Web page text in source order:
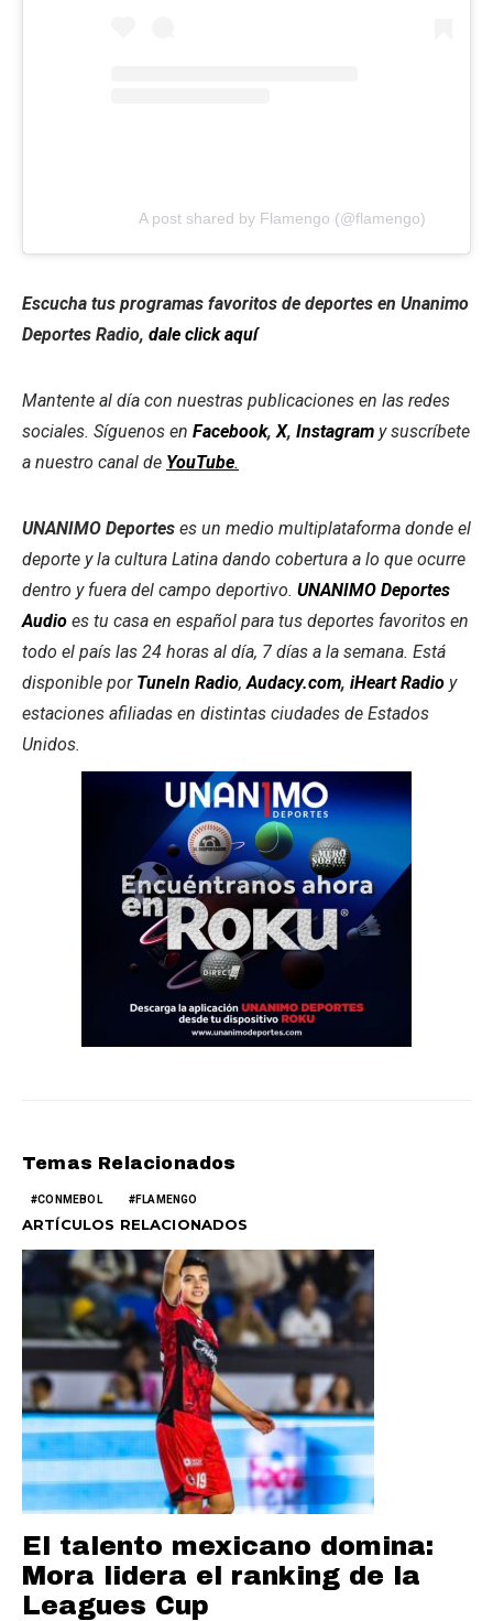
A post shared by Flamengo (@flamengo)
Escucha tus programas favoritos de deportes en Unanimo
Deportes Radio, dale click aquí
Mantente al día con nuestras publicaciones en las redes
sociales. Síguenos en Facebook, X, Instagram y suscríbete
a nuestro canal de YouTube.
UNANIMO Deportes es un medio multiplataforma donde el
deporte y la cultura Latina dando cobertura a lo que ocurre
dentro y fuera del campo deportivo. UNANIMO Deportes
Audio es tu casa en español para tus deportes favoritos en
todo el país las 24 horas al día, 7 días a la semana. Está
disponible por TuneIn Radio, Audacy.com, iHeart Radio y
estaciones afiliadas en distintas ciudades de Estados
Unidos.
Temas Relacionados
CONMEBOL FLAMENGO
ARTÍCULOS RELACIONADOS
El talento mexicano domina:
Mora lidera el ranking de la
Leagues Cup